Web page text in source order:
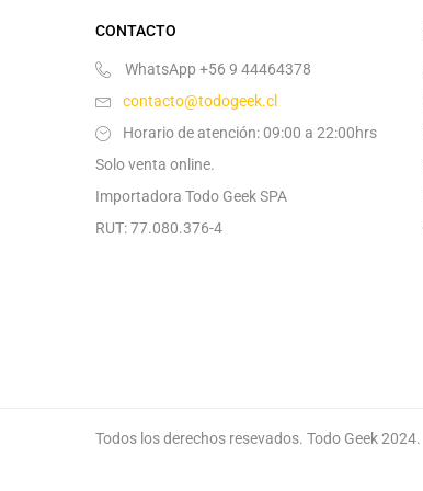
CONTACTO
WhatsApp +56 9 44464378
contacto@todogeek.cl
Horario de atención: 09:00 a 22:00hrs
Solo venta online.
Importadora Todo Geek SPA
RUT: 77.080.376-4
Todos los derechos resevados. Todo Geek 2024.